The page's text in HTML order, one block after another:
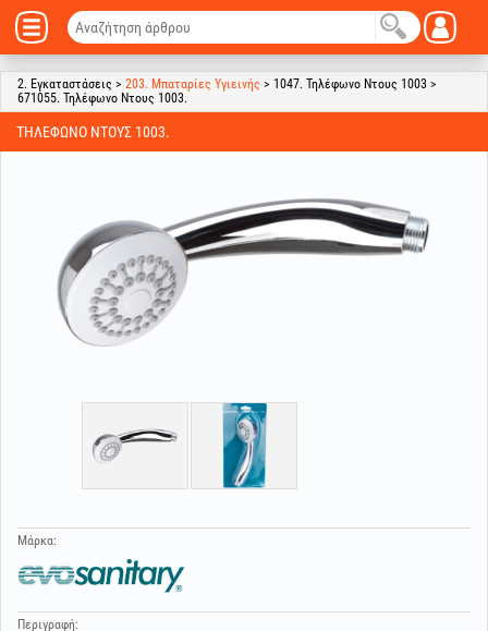
2. Εγκαταστάσεις > 203. Μπαταρίες Υγιεινής > 1047. Τηλέφωνο Ντους 1003 >
671055. Τηλέφωνο Ντους 1003.
ΤΗΛΈΦΩΝΟ ΝΤΟΥΣ 1003.
Μάρκα:
Περιγραφή: